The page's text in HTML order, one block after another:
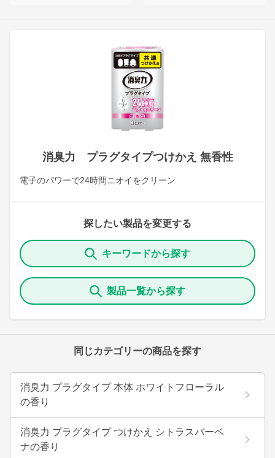
消臭力 プラグタイプつけかえ 無香性
電子のパワーで24時間ニオイをクリーン
探したい製品を変更する
キーワードから探す
製品一覧から探す
同じカテゴリーの商品を探す
消臭力 プラグタイプ 本体 ホワイトフローラル
の香り
消臭力 プラグタイプ つけかえ シトラスバーベ
ナの香り